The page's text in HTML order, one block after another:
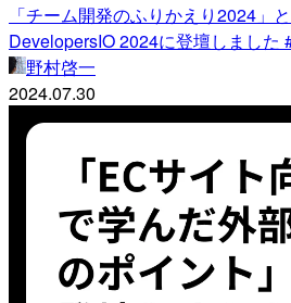
「チーム開発のふりかえり2024」
DevelopersIO 2024に登壇しました
野村啓一
2024.07.30